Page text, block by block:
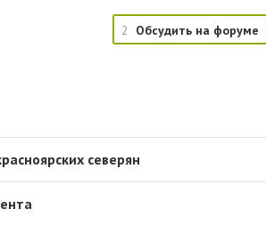
2 Обсудить на форуме
северян